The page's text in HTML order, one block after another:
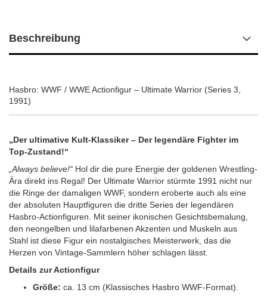
Beschreibung
Hasbro: WWF / WWE Actionfigur – Ultimate Warrior (Series 3,
1991)
„Der ultimative Kult-Klassiker – Der legendäre Fighter im
Top-Zustand!“
„Always believe!“ Hol dir die pure Energie der goldenen Wrestling-
Ära direkt ins Regal! Der Ultimate Warrior stürmte 1991 nicht nur
die Ringe der damaligen WWF, sondern eroberte auch als eine
der absoluten Hauptfiguren die dritte Series der legendären
Hasbro-Actionfiguren. Mit seiner ikonischen Gesichtsbemalung,
den neongelben und lilafarbenen Akzenten und Muskeln aus
Stahl ist diese Figur ein nostalgisches Meisterwerk, das die
Herzen von Vintage-Sammlern höher schlagen lässt.
Details zur Actionfigur
Größe: ca. 13 cm (Klassisches Hasbro WWF-Format).